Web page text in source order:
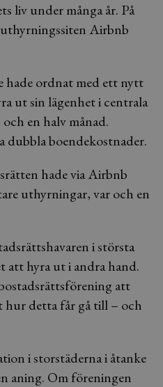
liv under många år. På
Airbnb
hade ordnat med ett nytt
ut sin lägenhet i centrala
en halv månad.
boendekostnader.
hade via Airbnb
uthyrningar, var och en
i största
att hyra ut i andra hand.
att
detta får gå till – och
i storstäderna i åtanke
aning. Om föreningen